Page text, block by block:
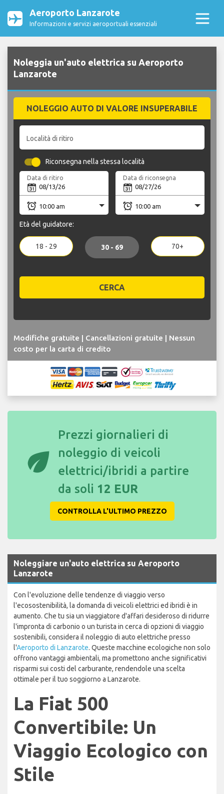
Aeroporto Lanzarote
Informazioni e servizi aeroportuali essenziali
Noleggia un'auto elettrica su Aeroporto
Lanzarote
NOLEGGIO AUTO DI VALORE INSUPERABILE
Località di ritiro
Riconsegna nella stessa località
Data di ritiro Data di riconsegna
Età del guidatore:
18 - 29 30 - 69 70+
CERCA
Modifiche gratuite | Cancellazioni gratuite | Nessun
costo per la carta di credito
eco
Prezzi giornalieri di
noleggio di veicoli
elettrici/ibridi a partire
da soli 12 EUR
CONTROLLA L'ULTIMO PREZZO
Noleggiare un'auto elettrica su Aeroporto
Lanzarote
Con l'evoluzione delle tendenze di viaggio verso
l'ecosostenibilità, la domanda di veicoli elettrici ed ibridi è in
aumento. Che tu sia un viaggiatore d'affari desideroso di ridurre
l'impronta di carbonio o un turista in cerca di opzioni di viaggio
sostenibili, considera il noleggio di auto elettriche presso
l'Aeroporto di Lanzarote. Queste macchine ecologiche non solo
offrono vantaggi ambientali, ma promettono anche significativi
risparmi sui costi del carburante, rendendole una scelta
ottimale per il tuo soggiorno a Lanzarote.
La Fiat 500
Convertibile: Un
Viaggio Ecologico con
Stile